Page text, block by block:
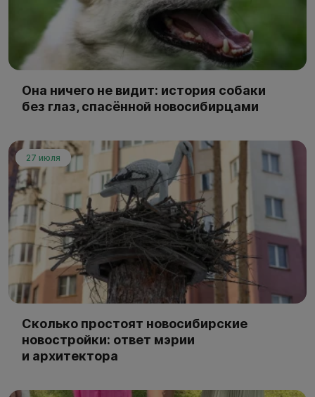
Она ничего не видит: история собаки
без глаз, спасённой новосибирцами
27 июля
Сколько простоят новосибирские
новостройки: ответ мэрии
и архитектора